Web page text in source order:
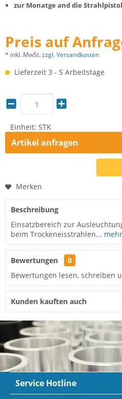
zur Monatge and die
Preis auf
* inkl. MwSt.zzgl. Versandkosten
Lieferzeit 3 - 5 Arbeitstage
Einheit: STK
Artikel anfragen
Merken
Beschreibung
Einsatzbereich zur
beim Trockeneisstrahlen... mehr
Bewertungen
0
Bewertungen lesen, schreiben
Kunden kauften auch
Service Hotline